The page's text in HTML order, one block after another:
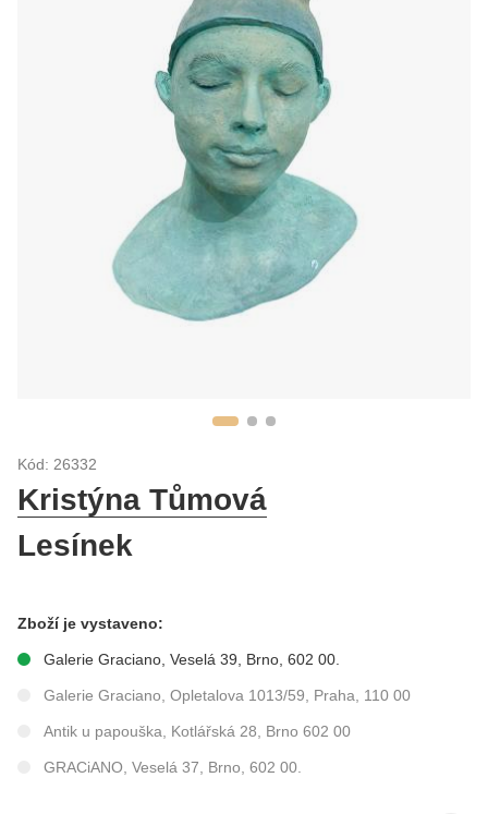
Kód: 26332
Kristýna Tůmová
Lesínek
Zboží je vystaveno:
Galerie Graciano, Veselá 39, Brno, 602 00.
Galerie Graciano, Opletalova 1013/59, Praha, 110 00
Antik u papouška, Kotlářská 28, Brno 602 00
GRACiANO, Veselá 37, Brno, 602 00.